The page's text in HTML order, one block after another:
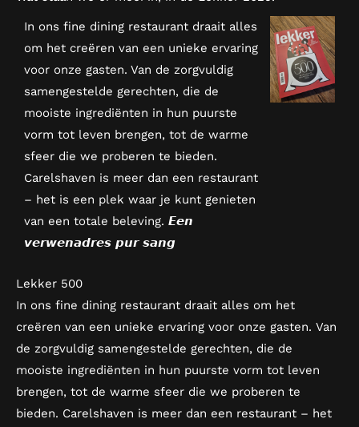
In ons fine dining restaurant draait alles
om het creëren van een unieke ervaring
voor onze gasten. Van de zorgvuldig
samengestelde gerechten, die de
mooiste ingrediënten in hun puurste
vorm tot leven brengen, tot de warme
sfeer die we proberen te bieden.
Carelshaven is meer dan een restaurant
– het is een plek waar je kunt genieten
van een totale beleving. 𝙀𝙚𝙣
𝙫𝙚𝙧𝙬𝙚𝙣𝙖𝙙𝙧𝙚𝙨 𝙥𝙪𝙧 𝙨𝙖𝙣𝙜
Lekker 500
In ons fine dining restaurant draait alles om het
creëren van een unieke ervaring voor onze gasten. Van
de zorgvuldig samengestelde gerechten, die de
mooiste ingrediënten in hun puurste vorm tot leven
brengen, tot de warme sfeer die we proberen te
bieden. Carelshaven is meer dan een restaurant – het